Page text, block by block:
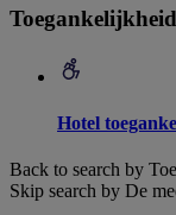
Toegankelijkheid
Hotel
Back to search by
Skip search by De